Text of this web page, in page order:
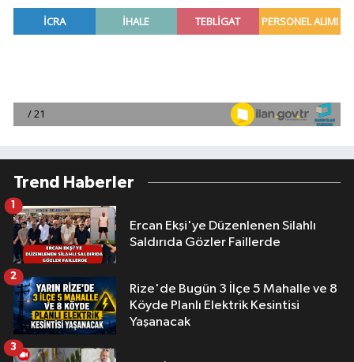
Trend Haberler
Ercan Ekşi'ye Düzenlenen Silahlı
Saldırıda Gözler Faillerde
1
Rize'de Bugün 3 İlçe 5 Mahalle ve 8
Köyde Planlı Elektrik Kesintisi
Yaşanacak
2
3